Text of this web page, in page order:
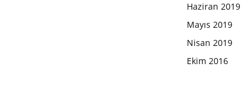
Haziran 2019
Mayıs 2019
Nisan 2019
Ekim 2016